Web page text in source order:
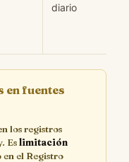
diario
en fuentes
los registros
Eslimitación
en el Registro